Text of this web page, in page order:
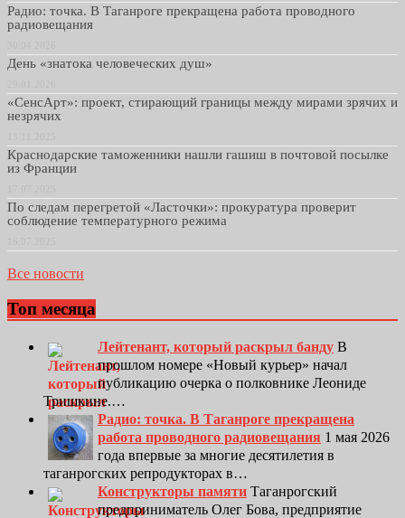
Радио: точка. В Таганроге прекращена работа проводного
радиовещания
День «знатока человеческих душ»
«СенсАрт»: проект, стирающий границы между мирами зрячих и
незрячих
Краснодарские таможенники нашли гашиш в почтовой посылке
из Франции
По следам перегретой «Ласточки»: прокуратура проверит
соблюдение температурного режима
Все новости
Топ месяца
Лейтенант, который раскрыл банду В
прошлом номере «Новый курьер» начал
публикацию очерка о полковнике Леониде
Тришкине.…
Радио: точка. В Таганроге прекращена
работа проводного радиовещания 1 мая 2026
года впервые за многие десятилетия в
таганрогских репродукторах в…
Конструкторы памяти Таганрогский
предприниматель Олег Бова, предприятие